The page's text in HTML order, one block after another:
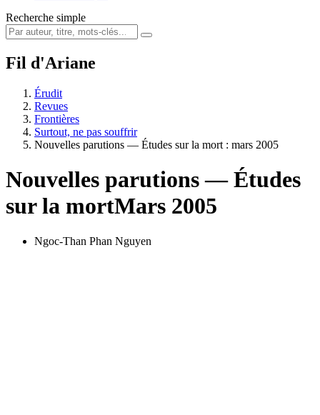
Recherche simple
Fil d'Ariane
Érudit
Revues
Frontières
Surtout, ne pas souffrir
Nouvelles parutions — Études sur la mort : mars 2005
Nouvelles parutions — Études
sur la mortMars 2005
Ngoc-Than Phan Nguyen